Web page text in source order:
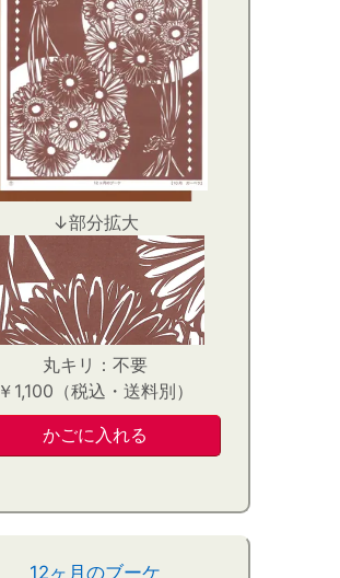
↓部分拡大
丸キリ：不要
￥1,100（税込・送料別）
12ヶ月のブーケ